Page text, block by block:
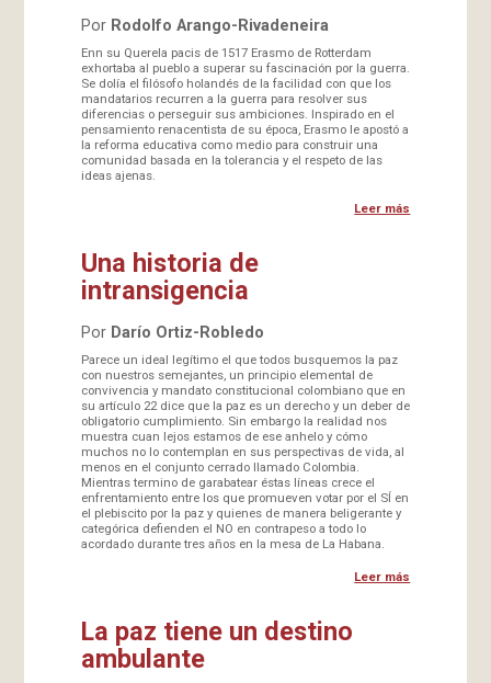
Por Rodolfo Arango-Rivadeneira
Enn su Querela pacis de 1517 Erasmo de Rotterdam
exhortaba al pueblo a superar su fascinación por la guerra.
Se dolía el filósofo holandés de la facilidad con que los
mandatarios recurren a la guerra para resolver sus
diferencias o perseguir sus ambiciones. Inspirado en el
pensamiento renacentista de su época, Erasmo le apostó a
la reforma educativa como medio para construir una
comunidad basada en la tolerancia y el respeto de las
ideas ajenas.
Leer más
Una historia de
intransigencia
Por Darío Ortiz-Robledo
Parece un ideal legítimo el que todos busquemos la paz
con nuestros semejantes, un principio elemental de
convivencia y mandato constitucional colombiano que en
su artículo 22 dice que la paz es un derecho y un deber de
obligatorio cumplimiento. Sin embargo la realidad nos
muestra cuan lejos estamos de ese anhelo y cómo
muchos no lo contemplan en sus perspectivas de vida, al
menos en el conjunto cerrado llamado Colombia.
Mientras termino de garabatear éstas líneas crece el
enfrentamiento entre los que promueven votar por el SÍ en
el plebiscito por la paz y quienes de manera beligerante y
categórica defienden el NO en contrapeso a todo lo
acordado durante tres años en la mesa de La Habana.
Leer más
La paz tiene un destino
ambulante